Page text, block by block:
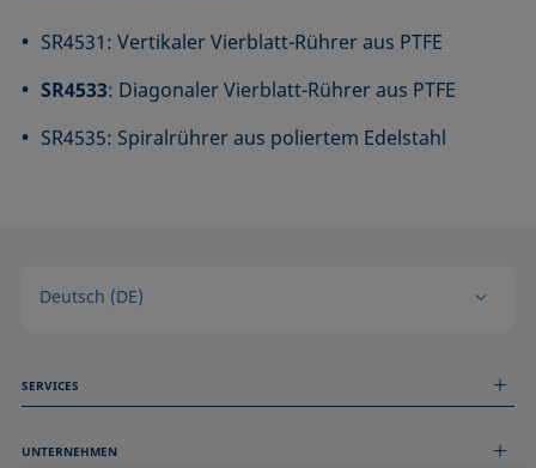
SR4531: Vertikaler Vierblatt-Rührer aus PTFE
SR4533: Diagonaler Vierblatt-Rührer aus PTFE
SR4535: Spiralrührer aus poliertem Edelstahl
Deutsch (DE)
SERVICES
Technischer Service
UNTERNEHMEN